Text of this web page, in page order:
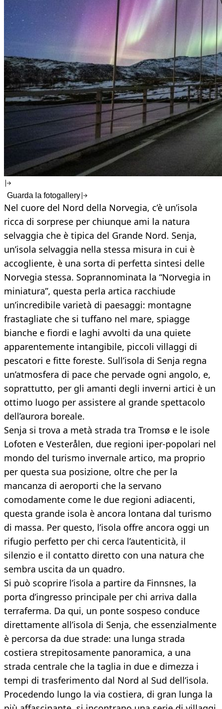
Guarda la fotogallery
Nel cuore del Nord della Norvegia, c’è un’isola
ricca di sorprese per chiunque ami la natura
selvaggia che è tipica del Grande Nord. Senja,
un’isola selvaggia nella stessa misura in cui è
accogliente, è una sorta di perfetta sintesi delle
Norvegia stessa. Soprannominata la “Norvegia in
miniatura”, questa perla artica racchiude
un’incredibile varietà di paesaggi: montagne
frastagliate che si tuffano nel mare, spiagge
bianche e fiordi e laghi avvolti da una quiete
apparentemente intangibile, piccoli villaggi di
pescatori e fitte foreste. Sull’isola di Senja regna
un’atmosfera di pace che pervade ogni angolo, e,
soprattutto, per gli amanti degli inverni artici è un
ottimo luogo per assistere al grande spettacolo
dell’aurora boreale.
Senja si trova a metà strada tra Tromsø e le isole
Lofoten e Vesterålen, due regioni iper-popolari nel
mondo del turismo invernale artico, ma proprio
per questa sua posizione, oltre che per la
mancanza di aeroporti che la servano
comodamente come le due regioni adiacenti,
questa grande isola è ancora lontana dal turismo
di massa. Per questo, l’isola offre ancora oggi un
rifugio perfetto per chi cerca l’autenticità, il
silenzio e il contatto diretto con una natura che
sembra uscita da un quadro.
Si può scoprire l’isola a partire da Finnsnes, la
porta d’ingresso principale per chi arriva dalla
terraferma. Da qui, un ponte sospeso conduce
direttamente all’isola di Senja, che essenzialmente
è percorsa da due strade: una lunga strada
costiera strepitosamente panoramica, a una
strada centrale che la taglia in due e dimezza i
tempi di trasferimento dal Nord al Sud dell’isola.
Procedendo lungo la via costiera, di gran lunga la